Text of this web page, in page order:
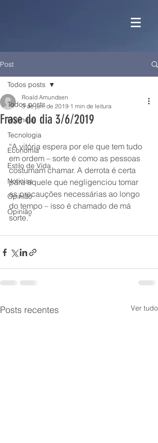
Post
Todos posts
Business
Tecnologia
Economia
Estilo de Vida
Noticias
Opinião
Opinião
Todos posts
Frase do dia 3/6/2019
Roald Amundsen
3 de jun. de 2019 1 min de leitura
“A vitória espera por ele que tem tudo
em ordem – sorte é como as pessoas
costumam chamar. A derrota é certa
para aquele que negligenciou tomar
as precauções necessárias ao longo
do tempo – isso é chamado de má
sorte.”
Posts recentes Ver tudo